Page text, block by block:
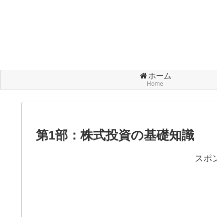
ホーム
Home
第1部：株式投資の基礎知識
スポ